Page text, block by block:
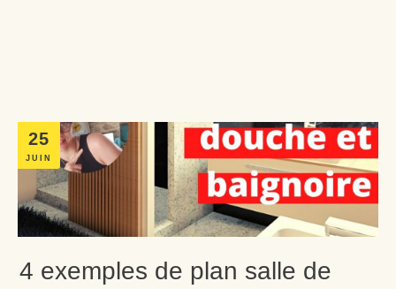
25
JUIN
4 exemples de plan salle de